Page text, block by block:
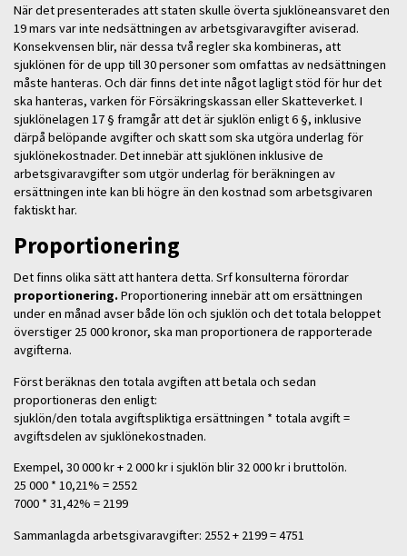
När det presenterades att staten skulle överta sjuklöneansvaret den
19 mars var inte nedsättningen av arbetsgivaravgifter aviserad.
Konsekvensen blir, när dessa två regler ska kombineras, att
sjuklönen för de upp till 30 personer som omfattas av nedsättningen
måste hanteras. Och där finns det inte något lagligt stöd för hur det
ska hanteras, varken för Försäkringskassan eller Skatteverket. I
sjuklönelagen 17 § framgår att det är sjuklön enligt 6 §, inklusive
därpå belöpande avgifter och skatt som ska utgöra underlag för
sjuklönekostnader. Det innebär att sjuklönen inklusive de
arbetsgivaravgifter som utgör underlag för beräkningen av
ersättningen inte kan bli högre än den kostnad som arbetsgivaren
faktiskt har.
Proportionering
Det finns olika sätt att hantera detta. Srf konsulterna förordar
proportionering.Proportionering innebär att om ersättningen
under en månad avser både lön och sjuklön och det totala beloppet
överstiger 25 000 kronor, ska man proportionera de rapporterade
avgifterna.
Först beräknas den totala avgiften att betala och sedan
proportioneras den enligt:
sjuklön/den totala avgiftspliktiga ersättningen * totala avgift =
avgiftsdelen av sjuklönekostnaden.
Exempel, 30 000 kr + 2 000 kr i sjuklön blir 32 000 kr i bruttolön.
25 000 * 10,21% = 2552
7000 * 31,42% = 2199
Sammanlagda arbetsgivaravgifter: 2552 + 2199 = 4751